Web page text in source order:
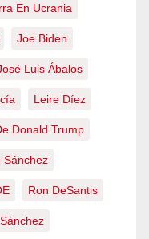
En Ucrania
Joe Biden
Luis Ábalos
Leire Díez
Donald Trump
Sánchez
Ron DeSantis
Sánchez